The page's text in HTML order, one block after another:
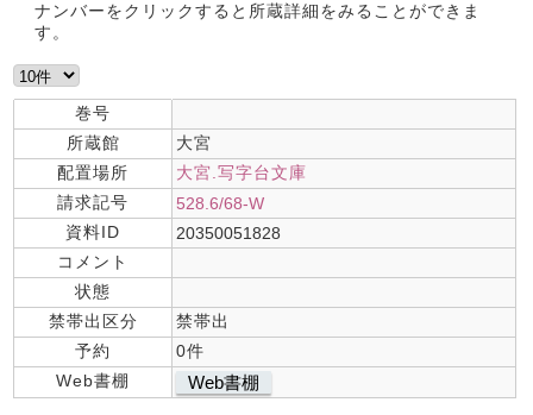
ナンバーをクリックすると所蔵詳細をみることができま
す。
巻号
所蔵館
大宮
配置場所
大宮.写字台文庫
請求記号
528.6/68-W
資料ID
20350051828
コメント
状態
禁帯出区分
禁帯出
予約
0件
Web書棚
Web書棚